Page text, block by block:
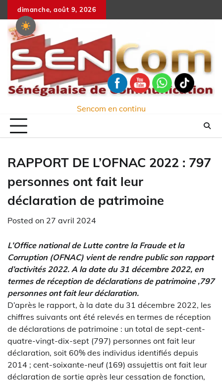
to
content
dimanche, août 9, 2026
Sencom en continu
RAPPORT DE L’OFNAC 2022 : 797
personnes ont fait leur
déclaration de patrimoine
Posted on 27 avril 2024
L’Office national de Lutte contre la Fraude et la
Corruption (OFNAC) vient de rendre public son rapport
d’activités 2022. A la date du 31 décembre 2022, en
termes de réception de déclarations de patrimoine ,797
personnes ont fait leur déclaration.
D’après le rapport, à la date du 31 décembre 2022, les
chiffres suivants ont été relevés en termes de réception
de déclarations de patrimoine : un total de sept-cent-
quatre-vingt-dix-sept (797) personnes ont fait leur
déclaration, soit 60% des individus identifiés depuis
2014 ; cent-soixante-neuf (169) assujettis ont fait leur
déclaration de sortie après leur cessation de fonction,